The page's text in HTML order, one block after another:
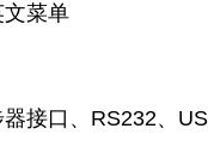
菜单
接口、RS232、